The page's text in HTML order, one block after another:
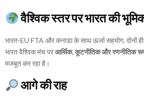
वैश्विक स्तर पर भारत की
भारत-EU FTA और कनाडा के साथ ऊर्जा सहयोग, दोनों
भारत वैश्विक मंच परआर्थिक, कूटनीतिक और रणनीतिक
मजबूत कर रहा है।
आगे की राह